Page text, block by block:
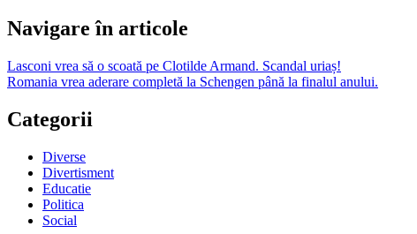
Navigare în articole
Lasconi vrea să o scoată pe Clotilde Armand. Scandal uriaș!
Romania vrea aderare completă la Schengen până la finalul anului.
Categorii
Diverse
Divertisment
Educatie
Politica
Social